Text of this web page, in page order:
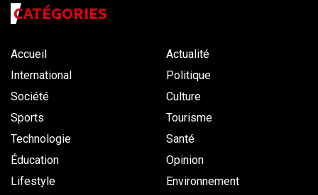
CATÉGORIES
Accueil
Actualité
International
Politique
Société
Culture
Sports
Tourisme
Technologie
Santé
Éducation
Opinion
Lifestyle
Environnement